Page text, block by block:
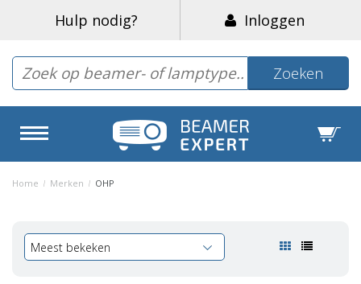
Hulp nodig? Inloggen
Zoeken
Home / Merken / OHP
Meest bekeken